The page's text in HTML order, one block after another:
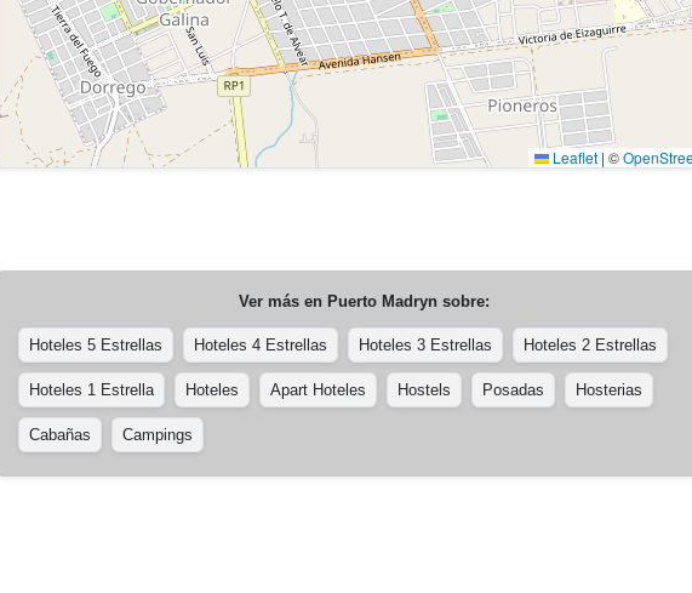
Leaflet | ©
Ver más en Puerto Madryn sobre:
Hoteles 5 Estrellas Hoteles 4 Estrellas Hoteles 3 Estrellas Hoteles 2 Estrellas
Hoteles 1 Estrella Hoteles Apart Hoteles Hostels Posadas Hosterias
Cabañas Campings